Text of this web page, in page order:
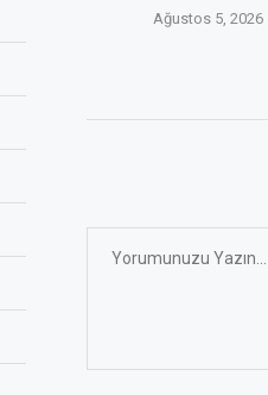
Ağustos 5, 2026